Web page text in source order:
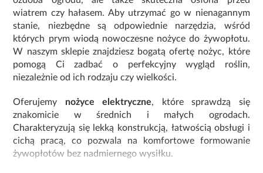
wiatrem czy hałasem. Aby utrzymać go w nienagannym
stanie, niezbędne są odpowiednie narzędzia, wśród
których prym wiodą nowoczesne nożyce do żywopłotu.
W naszym sklepie znajdziesz bogatą ofertę nożyc, które
pomogą Ci zadbać o perfekcyjny wygląd roślin,
niezależnie od ich rodzaju czy wielkości.
Oferujemy nożyce elektryczne, które sprawdzą się
znakomicie w średnich i małych ogrodach.
Charakteryzują się lekką konstrukcją, łatwością obsługi i
cichą pracą, co pozwala na komfortowe formowanie
żywopłotów bez nadmiernego wysiłku.